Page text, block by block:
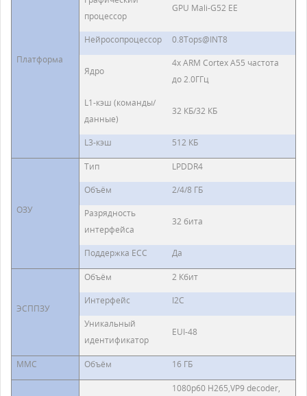
Платформа
процессор
GPU Mali-G52 EE
Нейросопроцессор 0.8Tops@INT8
Ядро
4x ARM Cortex A55 частота
до 2.0ГГц
L1-кэш (команды/
данные)
32 КБ/32 КБ
L3-кэш 512 КБ
ОЗУ
Тип
LPDDR4
Объём
2/4/8 ГБ
Разрядность
интерфейса
32 бита
Поддержка ECC Да
ЭСППЗУ
Объём
2 Кбит
Интерфейс
I2C
Уникальный
идентификатор
EUI-48
MMC Объём 16 ГБ
1080p60 H265,VP9 decoder,